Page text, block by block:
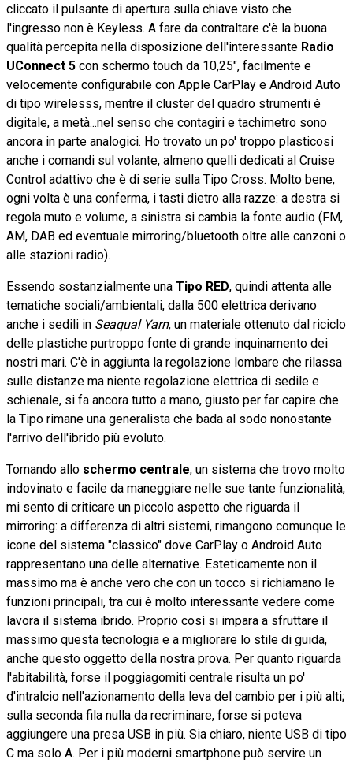
cliccato il pulsante di apertura sulla chiave visto che
l'ingresso non è Keyless. A fare da contraltare c'è la buona
qualità percepita nella disposizione dell'interessante Radio
UConnect 5 con schermo touch da 10,25", facilmente e
velocemente configurabile con Apple CarPlay e Android Auto
di tipo wirelesss, mentre il cluster del quadro strumenti è
digitale, a metà...nel senso che contagiri e tachimetro sono
ancora in parte analogici. Ho trovato un po' troppo plasticosi
anche i comandi sul volante, almeno quelli dedicati al Cruise
Control adattivo che è di serie sulla Tipo Cross. Molto bene,
ogni volta è una conferma, i tasti dietro alla razze: a destra si
regola muto e volume, a sinistra si cambia la fonte audio (FM,
AM, DAB ed eventuale mirroring/bluetooth oltre alle canzoni o
alle stazioni radio).
Essendo sostanzialmente una Tipo RED, quindi attenta alle
tematiche sociali/ambientali, dalla 500 elettrica derivano
anche i sedili in Seaqual Yarn, un materiale ottenuto dal riciclo
delle plastiche purtroppo fonte di grande inquinamento dei
nostri mari. C'è in aggiunta la regolazione lombare che rilassa
sulle distanze ma niente regolazione elettrica di sedile e
schienale, si fa ancora tutto a mano, giusto per far capire che
la Tipo rimane una generalista che bada al sodo nonostante
l'arrivo dell'ibrido più evoluto.
Tornando allo schermo centrale, un sistema che trovo molto
indovinato e facile da maneggiare nelle sue tante funzionalità,
mi sento di criticare un piccolo aspetto che riguarda il
mirroring: a differenza di altri sistemi, rimangono comunque le
icone del sistema "classico" dove CarPlay o Android Auto
rappresentano una delle alternative. Esteticamente non il
massimo ma è anche vero che con un tocco si richiamano le
funzioni principali, tra cui è molto interessante vedere come
lavora il sistema ibrido. Proprio così si impara a sfruttare il
massimo questa tecnologia e a migliorare lo stile di guida,
anche questo oggetto della nostra prova. Per quanto riguarda
l'abitabilità, forse il poggiagomiti centrale risulta un po'
d'intralcio nell'azionamento della leva del cambio per i più alti;
sulla seconda fila nulla da recriminare, forse si poteva
aggiungere una presa USB in più. Sia chiaro, niente USB di tipo
C ma solo A. Per i più moderni smartphone può servire un